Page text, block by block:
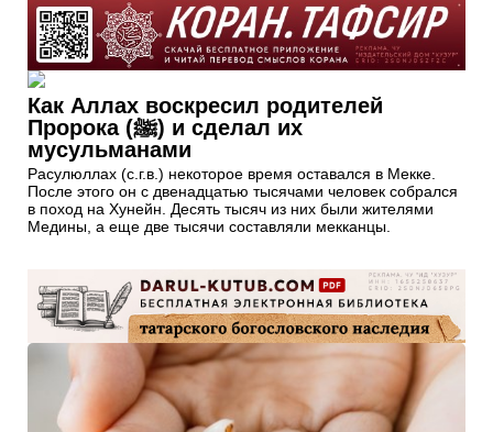
Как Аллах воскресил родителей
Пророка (ﷺ) и сделал их
мусульманами
Расулюллах (с.г.в.) некоторое время оставался в Мекке.
После этого он с двенадцатью тысячами человек собрался
в поход на Хунейн. Десять тысяч из них были жителями
Медины, а еще две тысячи составляли мекканцы.